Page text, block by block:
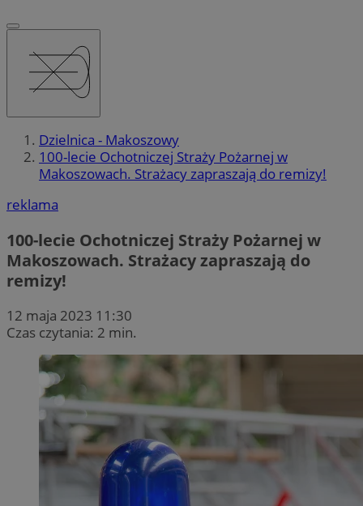
Dzielnica - Makoszowy
100-lecie Ochotniczej Straży Pożarnej w
Makoszowach. Strażacy zapraszają do remizy!
reklama
100-lecie Ochotniczej Straży Pożarnej w
Makoszowach. Strażacy zapraszają do
remizy!
12 maja 2023 11:30
Czas czytania: 2 min.